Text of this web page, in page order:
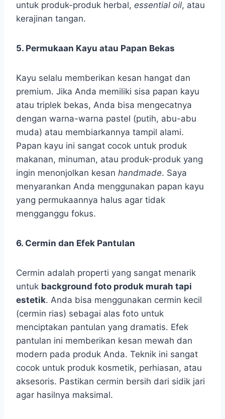
untuk produk-produk herbal, essential oil, atau
kerajinan tangan.
5. Permukaan Kayu atau Papan Bekas
Kayu selalu memberikan kesan hangat dan
premium. Jika Anda memiliki sisa papan kayu
atau triplek bekas, Anda bisa mengecatnya
dengan warna-warna pastel (putih, abu-abu
muda) atau membiarkannya tampil alami.
Papan kayu ini sangat cocok untuk produk
makanan, minuman, atau produk-produk yang
ingin menonjolkan kesan handmade. Saya
menyarankan Anda menggunakan papan kayu
yang permukaannya halus agar tidak
mengganggu fokus.
6. Cermin dan Efek Pantulan
Cermin adalah properti yang sangat menarik
untuk background foto produk murah tapi
estetik. Anda bisa menggunakan cermin kecil
(cermin rias) sebagai alas foto untuk
menciptakan pantulan yang dramatis. Efek
pantulan ini memberikan kesan mewah dan
modern pada produk Anda. Teknik ini sangat
cocok untuk produk kosmetik, perhiasan, atau
aksesoris. Pastikan cermin bersih dari sidik jari
agar hasilnya maksimal.